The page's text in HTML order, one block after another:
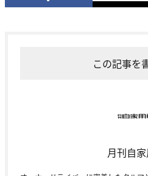
この記事を
月刊自